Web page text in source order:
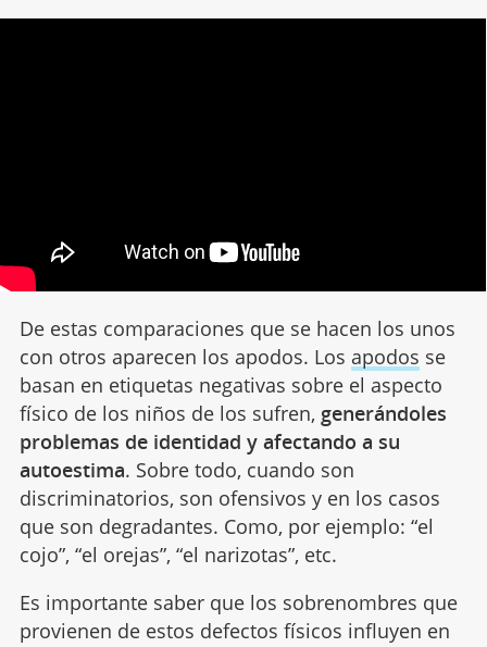
De estas comparaciones que se hacen los unos
con otros aparecen los apodos. Los apodos se
basan en etiquetas negativas sobre el aspecto
físico de los niños de los sufren, generándoles
problemas de identidad y afectando a su
autoestima. Sobre todo, cuando son
discriminatorios, son ofensivos y en los casos
que son degradantes. Como, por ejemplo: “el
cojo”, “el orejas”, “el narizotas”, etc.
Es importante saber que los sobrenombres que
provienen de estos defectos físicos influyen en